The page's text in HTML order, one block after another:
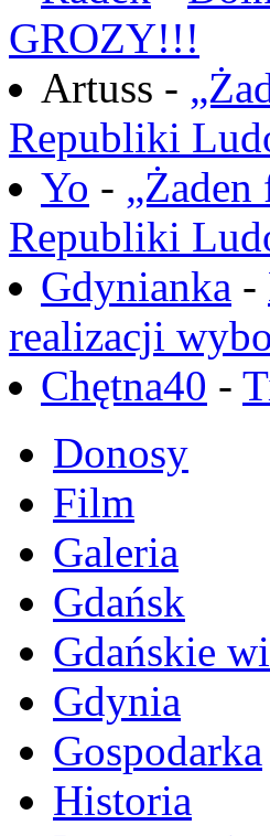
GROZY!!!
Artuss -
Republiki
Yo -
Republiki
Gdynianka -
realizacji
Chętna40 -
Donosy
Film
Galeria
Gdańsk
Gdańskie
Gdynia
Gospodarka
Historia